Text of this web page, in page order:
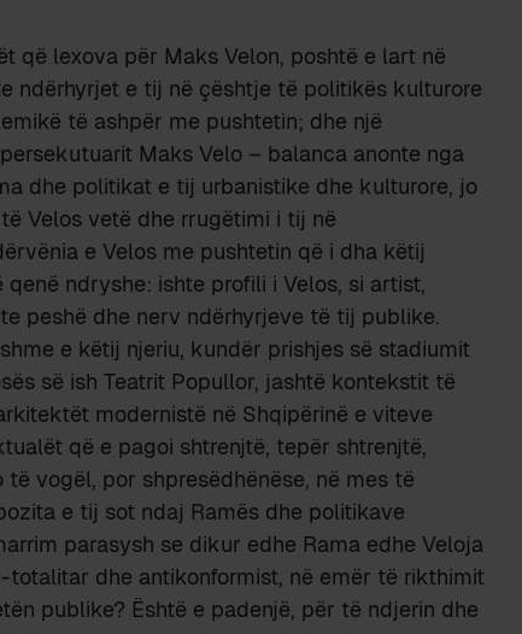
që lexova për Maks Velon, poshtë e lart në
ndërhyrjet e tij në çështje të politikës kulturore
të ashpër me pushtetin; dhe një
Maks Velo – balanca anonte nga
dhe politikat e tij urbanistike dhe kulturore, jo
Velos vetë dhe rrugëtimi i tij në
e Velos me pushtetin që i dha këtij
ndryshe: ishte profili i Velos, si artist,
peshë dhe nerv ndërhyrjeve të tij publike.
e këtij njeriu, kundër prishjes së stadiumit
së ish Teatrit Popullor, jashtë kontekstit të
modernistë në Shqipërinë e viteve
që e pagoi shtrenjtë, tepër shtrenjtë,
vogël, por shpresëdhënëse, në mes të
e tij sot ndaj Ramës dhe politikave
parasysh se dikur edhe Rama edhe Veloja
totalitar dhe antikonformist, në emër të rikthimit
publike? Është e padenjë, për të ndjerin dhe